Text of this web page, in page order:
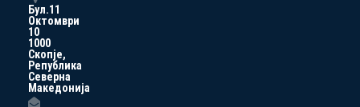
Бул.11
Октомври
10
1000
Скопје,
Република
Северна
Македонија